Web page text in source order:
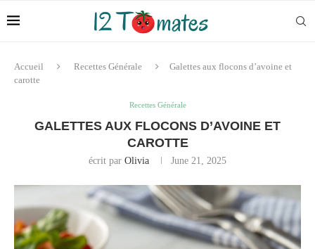
Accueil Recettes Générale
Galettes aux flocons d’avoine et
carotte
Recettes Générale
GALETTES AUX FLOCONS D’AVOINE ET
CAROTTE
écrit par Olivia June 21, 2025